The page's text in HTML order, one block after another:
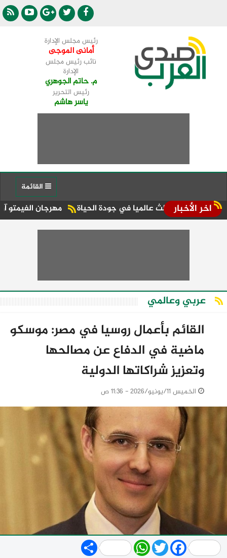
رئيس مجلس الإدارة
أمانى الموجى
نائب رئيس مجلس
الإدارة
م. حاتم الجوهري
رئيس التحرير
ياسر هاشم
اخر الأخبار مهرجان الفيمتو آرت الثالث عالميا في جودة الحياة
عربي وعالمي
القائم بأعمال روسيا في مصر: موسكو
ماضية في الدفاع عن مصالحها
وتعزيز شراكاتها الدولية
الخميس 11/يونيو/2026 - 11:36 ص
Share WhatsApp
TwitterFacebook